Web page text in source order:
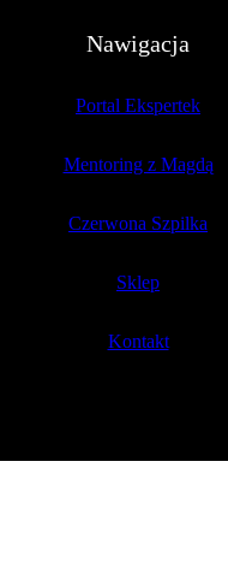
Nawigacja
Portal Ekspertek
Mentoring z Magdą
Czerwona Szpilka
Sklep
Kontakt